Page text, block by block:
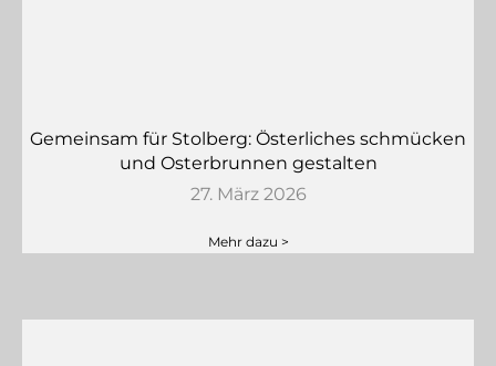
Gemeinsam für Stolberg: Österliches schmücken
und Osterbrunnen gestalten
27. März 2026
Mehr dazu >